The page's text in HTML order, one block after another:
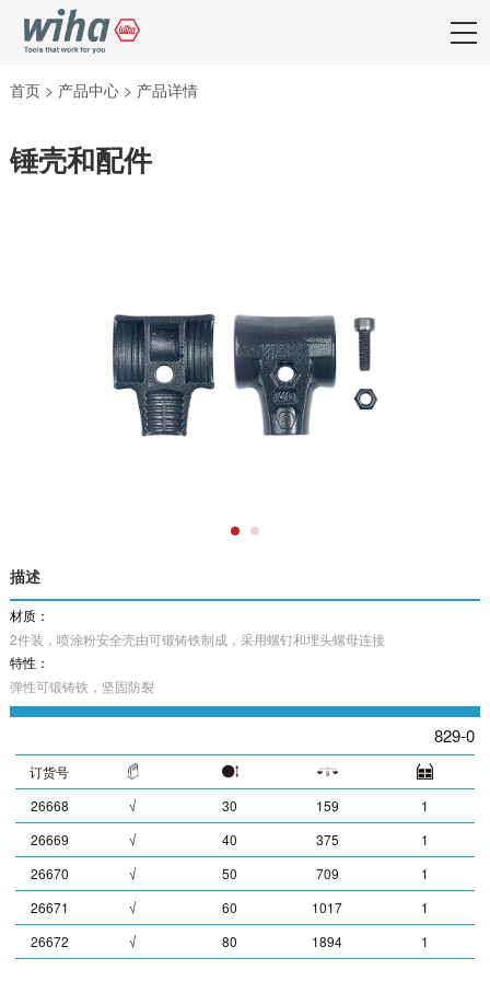
首页 > 产品中心 > 产品详情
锤壳和配件
描述
材质：
2件装，喷涂粉安全壳由可锻铸铁制成，采用螺钉和埋头螺母连接
特性：
弹性可锻铸铁，坚固防裂
829-0
订货号
26668
√ 30 159
1
26669
√ 40 375
1
26670
√ 50 709
1
26671
√ 60 1017
1
26672
√ 80 1894 1